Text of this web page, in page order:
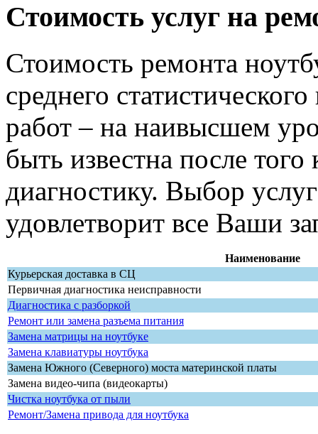
Стоимость услуг на
Стоимость ремонта
среднего
работ – на наивысшем
быть известна после того
диагностику. Выбор
удовлетворит все Ваши
Наименование
Курьерская доставка в СЦ
Первичная диагностика неисправности
Диагностика с разборкой
Ремонт или замена разъема питания
Замена матрицы на ноутбуке
Замена клавиатуры ноутбука
Замена Южного (Северного) моста материнской платы
Замена видео-чипа (видеокарты)
Чистка ноутбука от пыли
Ремонт/Замена привода для ноутбука